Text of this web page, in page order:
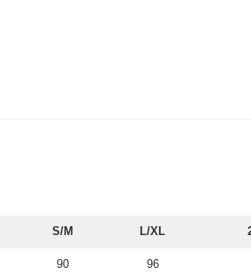
S/M L/XL
90 96